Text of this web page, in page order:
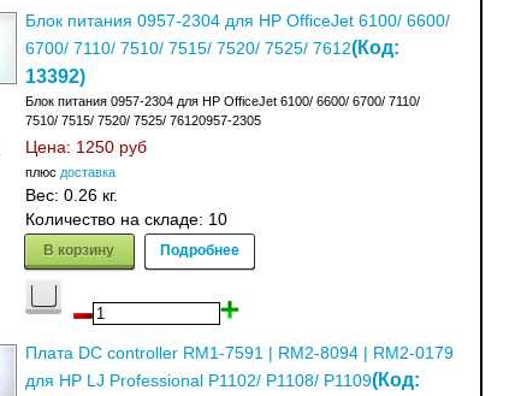
Блок питания 0957-2304 для HP OfficeJet 6100/ 6600/
6700/ 7110/ 7510/ 7515/ 7520/ 7525/ 7612(Код:
13392)
Блок питания 0957-2304 для HP OfficeJet 6100/ 6600/ 6700/ 7110/
7510/ 7515/ 7520/ 7525/ 76120957-2305
Цена: 1250 руб
плюс доставка
Вес: 0.26 кг.
Количество на складе: 10
В корзину Подробнее
Плата DC controller RM1-7591 | RM2-8094 | RM2-0179
для HP LJ Professional P1102/ P1108/ P1109(Код: